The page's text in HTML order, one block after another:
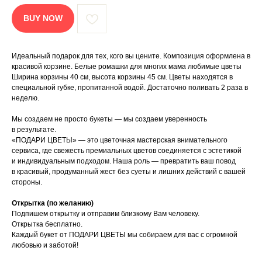
BUY NOW
Идеальный подарок для тех, кого вы цените. Композиция оформлена в
красивой корзине. Белые ромашки для многих мама любимые цветы
Ширина корзины 40 см, высота корзины 45 см. Цветы находятся в
специальной губке, пропитанной водой. Достаточно поливать 2 раза в
неделю.
Мы создаем не просто букеты — мы создаем уверенность
в результате.
«ПОДАРИ ЦВЕТЫ» — это цветочная мастерская внимательного
сервиса, где свежесть премиальных цветов соединяется с эстетикой
и индивидуальным подходом. Наша роль — превратить ваш повод
в красивый, продуманный жест без суеты и лишних действий с вашей
стороны.
Открытка (по желанию)
Подпишем открытку и отправим близкому Вам человеку.
Открытка бесплатно.
Каждый букет от ПОДАРИ ЦВЕТЫ мы собираем для вас с огромной
любовью и заботой!